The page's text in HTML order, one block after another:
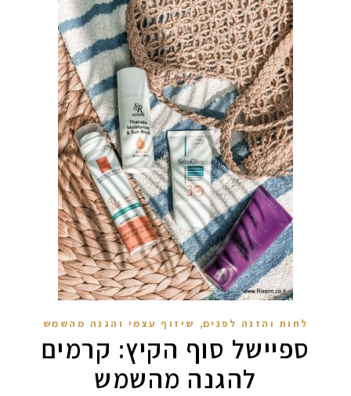
מקדמי הגנה לחות והזנה לפנים, שיזוף עצמי והגנה מהשמש
ספיישל סוף הקיץ: קרמים
להגנה מהשמש